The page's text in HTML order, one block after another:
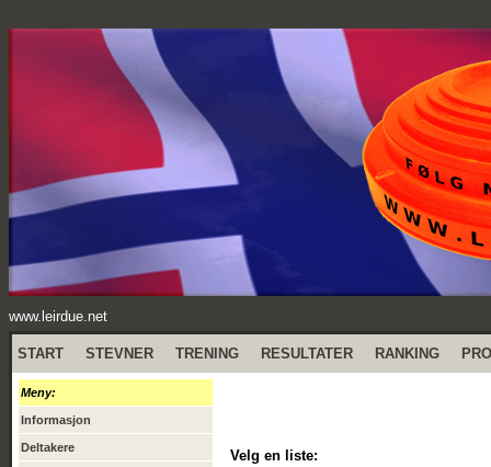
www.leirdue.net
START STEVNER TRENING RESULTATER RANKING
Meny:
Informasjon
Deltakere
Velg en liste: